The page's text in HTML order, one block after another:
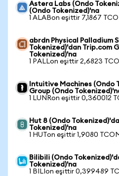
Astera Labs (Ondo
(Ondo Tokenized)'na
1 ALABon eşittir 7,1867
abrdn Physical Palladium
Tokenized)'dan Trip.com
Tokenized)'na
1 PALLon eşittir 2,6823
Intuitive Machines (Ondo
Group (Ondo
1 LUNRon eşittir 0,360012
Hut 8 (Ondo
Tokenized)'na
1 HUTon eşittir 1,9080
Bilibili (Ondo
Tokenized)'na
1 BILIon eşittir 0,399489